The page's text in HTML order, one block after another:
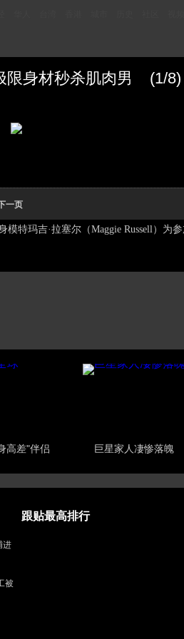
限身材秒杀肌肉男 (1/8)
一页
特玛吉·拉塞尔（Maggie Russell）为
高差"伴侣 巨星家人凄惨落魄
跟贴最高排行
进
被